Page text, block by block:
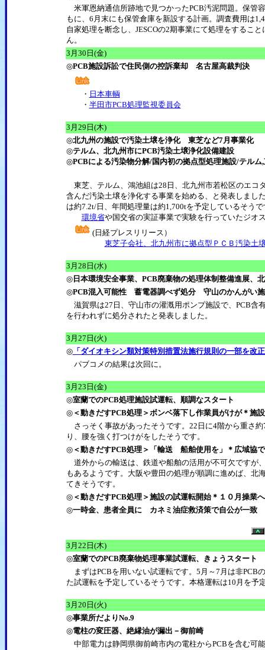
米軍恩納通信所跡地で見つかったPCB汚泥問題。保管
もに、6月末にも保管倉庫を新設する計画。調査費用は
自家処理を断念し、JESCOの2期事業にて処理をするこ
ん。
3 月30日(金)
◎PCB施設訴訟で住民側の控訴棄却 名古屋高裁判決
・ 日本車輌
・ 半田市PCB処理監視委員会
3 月29日(木)
◎北九州の施設で汚染土壌を浄化 東芝など7月事業化
◎テルム、北九州市にPCB汚染土壌浄化設備建設
◎PCBによる汚染物分解/国内初の拠点型処理施設/テルム
東芝、テルム、鴻池組は28日、北九州市若松区のエコ
含んだ汚染土壌を浄化する事業を始める、と発表しまし
は約7.2t/日、年間処理量は約1,700tを予定しているそうで
環境省や国交省の実証事業で実験を行っていたジオ
(日経プレスリリース）
東芝子会社、北九州市に拠点型ＰＣＢ汚染土
3 月28日(水)
◎日本環境安全事業、PCB廃棄物の処理体制整備進展、
◎PCB混入可能性 蓄電器調べず処分 守山のかんがい
滋賀県は27日、守山市の灌漑用ポンプ施設で、PCB含
を行われずに処分されたと発表しました。
3 月27日(火)
◎「ダイオキシン類対策特別措置法施行規則の一部を改
パブコメの結果は次回に。
3 月23日(金)
◎室蘭でのPCB処理施設試運転、順調なスタート
◎＜動きだすPCB処理＞ボンベ落下し作業員がけが＊
さっそく事故があったそうです。22日に4階から重さ
り、腰を強く打つけがをしたそうです。
◎＜動きだすPCB処理＞「輸送 船舶使用を」＊広域協
道外からの輸送は、鉄道や船舶の活用が不可欠ですが
もあるようです。大阪や豊田の処理が順調に進めば、北
てきそうです。
◎＜動きだすPCB処理＞施設の試運転開始＊１０月操業
◎一時金、患者全員に カネミ油症救済策で自公が一致
3 月22日(木)
◎室蘭でのPCB廃棄物処理事業試運転、きょうスタート
まずはPCBを用いない試運転です。5月～7月は非PCB
た試運転を予定しているそうです。本格運転は10月を予
3 月20日(火)
◎事業所だよりNo.9
◎電柱の変圧器、絶縁油が漏出－御前崎
中部電力は静岡県御前崎市内の電柱からPCBを含む可